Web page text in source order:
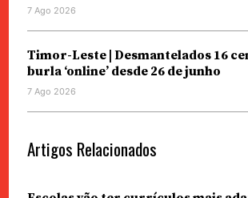
7 Ago 2026
Timor-Leste | Desmantelados 16
burla ‘online’ desde 26 de junho
7 Ago 2026
Artigos Relacionados